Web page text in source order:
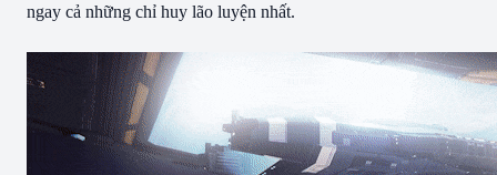
ngay cả những chỉ huy lão luyện nhất.